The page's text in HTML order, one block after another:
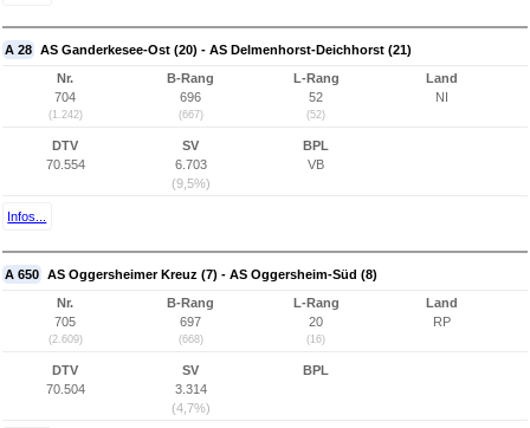
A 28 AS Ganderkesee-Ost (20) - AS Delmenhorst-Deichhorst (21)
Nr.
704
(1.242)
B-Rang
696
(667)
L-Rang
52
(52)
Land
NI
DTV
70.554
SV
6.703
(9,5%)
BPL
VB
Infos...
A 650 AS Oggersheimer Kreuz (7) - AS Oggersheim-Süd (8)
Nr.
705
(2.609)
B-Rang
697
(668)
L-Rang
20
(16)
Land
RP
DTV
70.504
SV
3.314
(4,7%)
BPL